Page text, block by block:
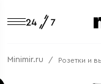
Minimir.ru Розетки и